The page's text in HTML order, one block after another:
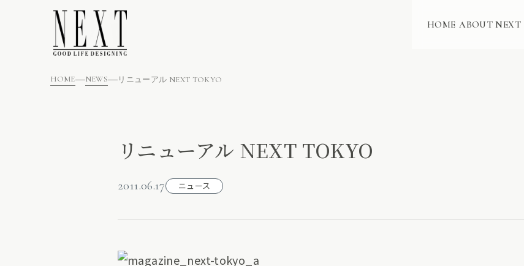
HOME ABOUT NEXT
HOME NEWS リニューアル NEXT TOKYO
リニューアル NEXT TOKYO
2011.06.17 ニュース